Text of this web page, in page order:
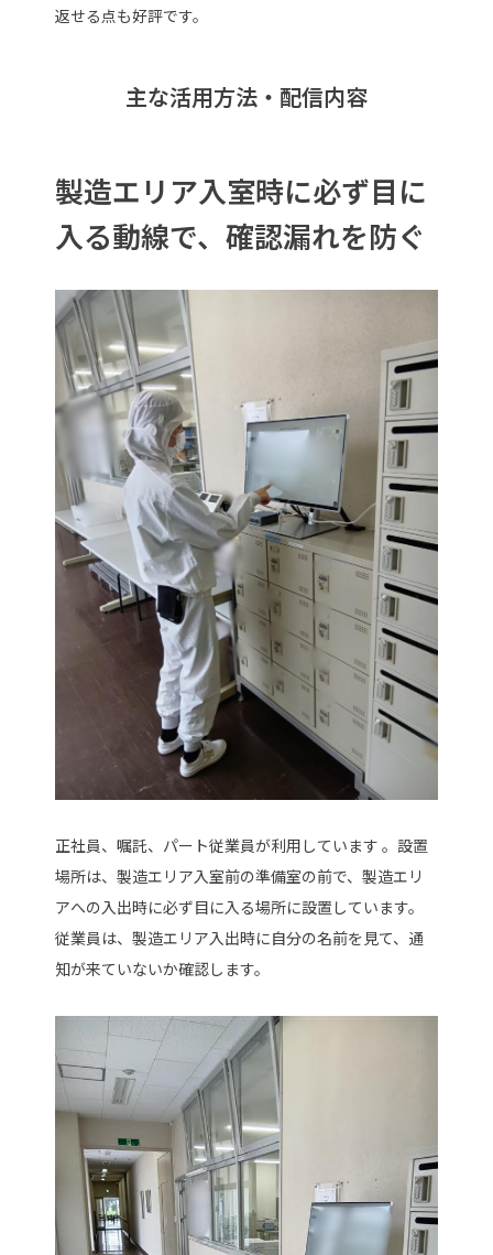
返せる点も好評です。
主な活用方法・配信内容
製造エリア入室時に必ず目に
入る動線で、確認漏れを防ぐ
正社員、嘱託、パート従業員が利用しています 。設置
場所は、製造エリア入室前の準備室の前で、製造エリ
アへの入出時に必ず目に入る場所に設置しています。
従業員は、製造エリア入出時に自分の名前を見て、通
知が来ていないか確認します。